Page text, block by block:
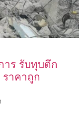
าร รับทุบตึก
าคาถูก